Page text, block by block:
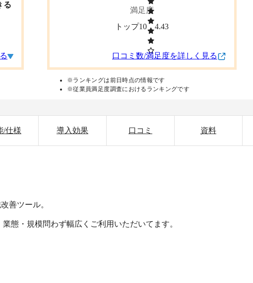
る
満足度
トップ10
4.43
口コミ数/満足度を詳しく見る
※ランキングは前日時点の情報です
※従業員満足度調査におけるランキングです
/仕様 導入効果 口コミ 資料
善ツール。
態・規模問わず幅広くご利用いただいてます。